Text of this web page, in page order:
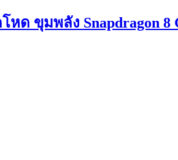
ด ขุมพลัง Snapdragon